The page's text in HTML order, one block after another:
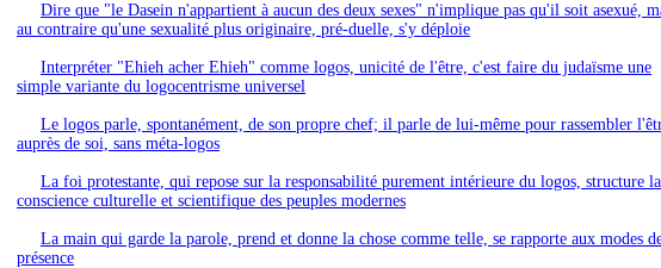
Dire que "le Dasein n'appartient à aucun des deux sexes" n'implique pas qu'il soit asexué,
au contraire qu'une sexualité plus originaire, pré-duelle, s'y déploie
Interpréter "Ehieh acher Ehieh" comme logos, unicité de l'être, c'est faire du judaïsme une
simple variante du logocentrisme universel
Le logos parle, spontanément, de son propre chef; il parle de lui-même pour rassembler
auprès de soi, sans méta-logos
La foi protestante, qui repose sur la responsabilité purement intérieure du logos, structure la
conscience culturelle et scientifique des peuples modernes
La main qui garde la parole, prend et donne la chose comme telle, se rapporte aux modes
présence